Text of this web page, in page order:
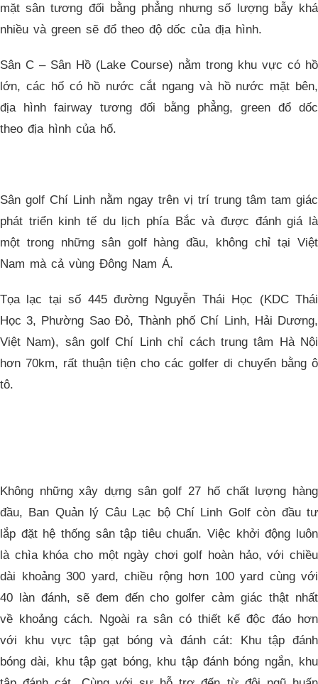
mặt sân tương đối bằng phẳng nhưng số lượng bẫy khá
nhiều và green sẽ đổ theo độ dốc của địa hình.
Sân C – Sân Hồ (Lake Course) nằm trong khu vực có hồ
lớn, các hố có hồ nước cắt ngang và hồ nước mặt bên,
địa hình fairway tương đối bằng phẳng, green đổ dốc
theo địa hình của hố.
Sân golf Chí Linh nằm ngay trên vị trí trung tâm tam giác
phát triển kinh tế du lịch phía Bắc và được đánh giá là
một trong những sân golf hàng đầu, không chỉ tại Việt
Nam mà cả vùng Đông Nam Á.
Tọa lạc tại số 445 đường Nguyễn Thái Học (KDC Thái
Học 3, Phường Sao Đỏ, Thành phố Chí Linh, Hải Dương,
Việt Nam), sân golf Chí Linh chỉ cách trung tâm Hà Nội
hơn 70km, rất thuận tiện cho các golfer di chuyển bằng ô
tô.
Không những xây dựng sân golf 27 hố chất lượng hàng
đầu, Ban Quản lý Câu Lạc bộ Chí Linh Golf còn đầu tư
lắp đặt hệ thống sân tập tiêu chuẩn. Việc khởi động luôn
là chìa khóa cho một ngày chơi golf hoàn hảo, với chiều
dài khoảng 300 yard, chiều rộng hơn 100 yard cùng với
40 làn đánh, sẽ đem đến cho golfer cảm giác thật nhất
về khoảng cách. Ngoài ra sân có thiết kế độc đáo hơn
với khu vực tập gạt bóng và đánh cát: Khu tập đánh
bóng dài, khu tập gạt bóng, khu tập đánh bóng ngắn, khu